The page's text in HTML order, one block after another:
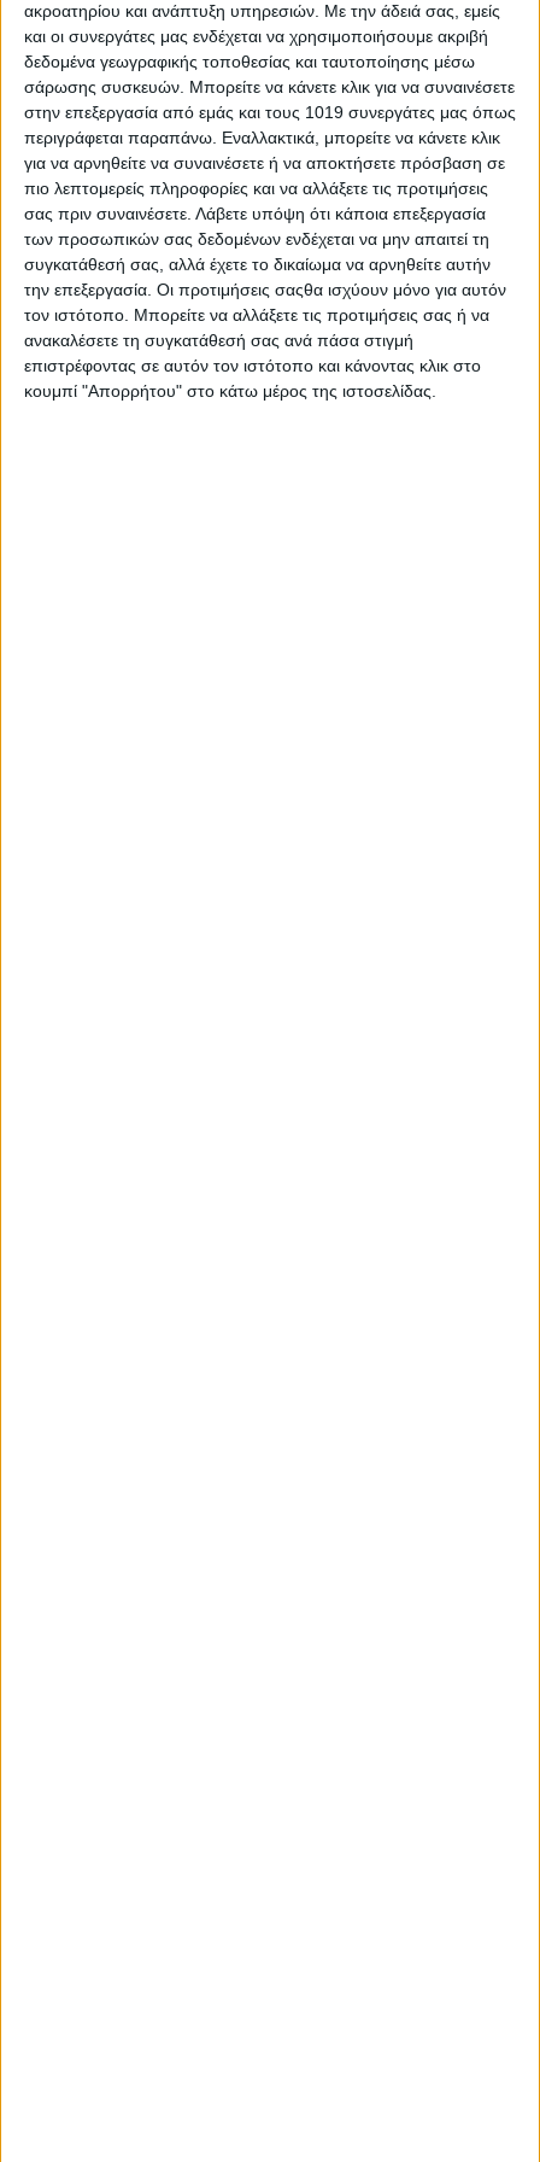
ακροατηρίου και ανάπτυξη υπηρεσιών. Με την άδειά σας, εμείς
και οι συνεργάτες μας ενδέχεται να χρησιμοποιήσουμε ακριβή
δεδομένα γεωγραφικής τοποθεσίας και ταυτοποίησης μέσω
σάρωσης συσκευών. Μπορείτε να κάνετε κλικ για να συναινέσετε
στην επεξεργασία από εμάς και τους 1019 συνεργάτες μας όπως
περιγράφεται παραπάνω. Εναλλακτικά, μπορείτε να κάνετε κλικ
για να αρνηθείτε να συναινέσετε ή να αποκτήσετε πρόσβαση σε
πιο λεπτομερείς πληροφορίες και να αλλάξετε τις προτιμήσεις
σας πριν συναινέσετε. Λάβετε υπόψη ότι κάποια επεξεργασία
των προσωπικών σας δεδομένων ενδέχεται να μην απαιτεί τη
συγκατάθεσή σας, αλλά έχετε το δικαίωμα να αρνηθείτε αυτήν
την επεξεργασία. Οι προτιμήσεις σαςθα ισχύουν μόνο για αυτόν
τον ιστότοπο. Μπορείτε να αλλάξετε τις προτιμήσεις σας ή να
ανακαλέσετε τη συγκατάθεσή σας ανά πάσα στιγμή
επιστρέφοντας σε αυτόν τον ιστότοπο και κάνοντας κλικ στο
κουμπί "Απορρήτου" στο κάτω μέρος της ιστοσελίδας.